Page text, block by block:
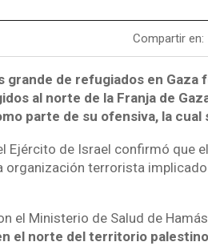
Compartir en:
grande de refugiados en Gaza
al norte de la Franja de
parte de su ofensiva, la
Ejército de Israel confirmó que
organización terrorista
el Ministerio de Salud de
el norte del territorio